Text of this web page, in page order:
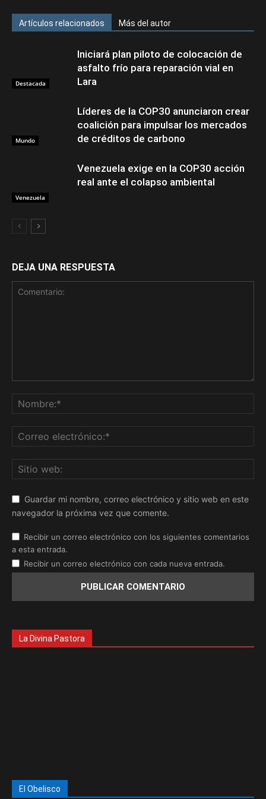
Artículos relacionados Más del autor
Destacada
Iniciará plan piloto de colocación de
asfalto frío para reparación vial en
Lara
Mundo
Líderes de la COP30 anunciaron crear
coalición para impulsar los mercados
de créditos de carbono
Venezuela
Venezuela exige en la COP30 acción
real ante el colapso ambiental
DEJA UNA RESPUESTA
Guardar mi nombre, correo electrónico y sitio web en este
navegador la próxima vez que comente.
Recibir un correo electrónico con los siguientes comentarios
a esta entrada.
Recibir un correo electrónico con cada nueva entrada.
La Divina Pastora
El Obelisco